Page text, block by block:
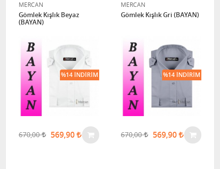
MERCAN
Gömlek Kışlık Beyaz
(BAYAN)
670,00 569,90
%14 İNDIRIM
MERCAN
Gömlek Kışlık Gri (BAYAN)
670,00 569,90
%14 İNDIRIM